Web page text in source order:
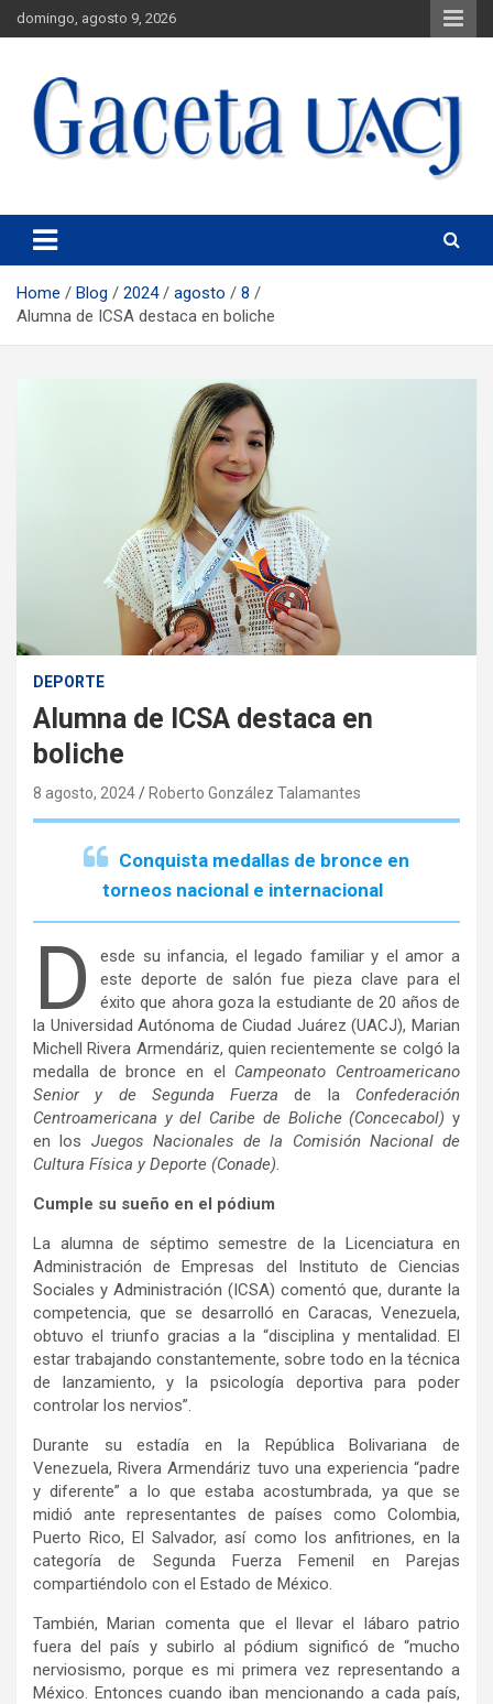
domingo, agosto 9, 2026
Gaceta UACJ
Home Blog 2024 agosto
8
Alumna de ICSA destaca en boliche
DEPORTE
Alumna de ICSA destaca en
boliche
8 agosto, 2024 Roberto González Talamantes
Conquista medallas de bronce en
torneos nacional e internacional
D
esde su infancia, el legado familiar y el amor a
este deporte de salón fue pieza clave para el
éxito que ahora goza la estudiante de 20 años de
la Universidad Autónoma de Ciudad Juárez (UACJ), Marian
Michell Rivera Armendáriz, quien recientemente se colgó la
medalla de bronce en el Campeonato Centroamericano
Senior y de Segunda Fuerza de la
Confederación
Centroamericana y del Caribe de Boliche (Concecabol) y
en los Juegos Nacionales de la Comisión Nacional de
Cultura Física y Deporte (Conade).
Cumple su sueño en el pódium
La alumna de séptimo semestre de la Licenciatura en
Administración de Empresas del Instituto de Ciencias
Sociales y Administración (ICSA) comentó que, durante la
competencia, que se desarrolló en Caracas, Venezuela,
obtuvo el triunfo gracias a la “disciplina y mentalidad. El
estar trabajando constantemente, sobre todo en la técnica
de lanzamiento, y la psicología deportiva para poder
controlar los nervios”.
Durante su estadía en la República Bolivariana de
Venezuela, Rivera Armendáriz tuvo una experiencia “padre
y diferente” a lo que estaba acostumbrada, ya que se
midió ante representantes de países como Colombia,
Puerto Rico, El Salvador, así como los anfitriones, en la
categoría de Segunda Fuerza Femenil en Parejas
compartiéndolo con el Estado de México.
También, Marian comenta que el llevar el lábaro patrio
fuera del país y subirlo al pódium significó de “mucho
nerviosismo, porque es mi primera vez representando a
México. Entonces cuando iban mencionando a cada país,